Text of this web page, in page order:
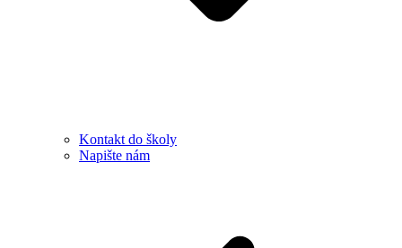
Kontakt do školy
Napište nám